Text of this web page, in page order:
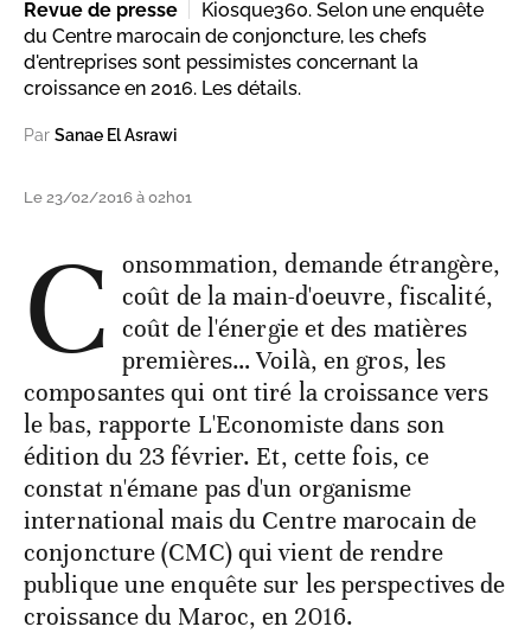
Revue de presse
Kiosque360. Selon une enquête
du Centre marocain de conjoncture, les chefs
d'entreprises sont pessimistes concernant la
croissance en 2016. Les détails.
Par Sanae El Asrawi
Le 23/02/2016 à 02h01
C onsommation, demande étrangère,
coût de la main-d'oeuvre, fiscalité,
coût de l'énergie et des matières
premières… Voilà, en gros, les
composantes qui ont tiré la croissance vers
le bas, rapporte L'Economiste dans son
édition du 23 février. Et, cette fois, ce
constat n'émane pas d'un organisme
international mais du Centre marocain de
conjoncture (CMC) qui vient de rendre
publique une enquête sur les perspectives de
croissance du Maroc, en 2016.